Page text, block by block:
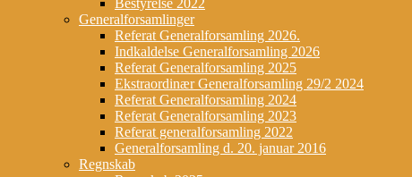
Bestyrelse 2022
Generalforsamlinger
Referat Generalforsamling 2026.
Indkaldelse Generalforsamling 2026
Referat Generalforsamling 2025
Ekstraordinær Generalforsamling 29/2 2024
Referat Generalforsamling 2024
Referat Generalforsamling 2023
Referat generalforsamling 2022
Generalforsamling d. 20. januar 2016
Regnskab